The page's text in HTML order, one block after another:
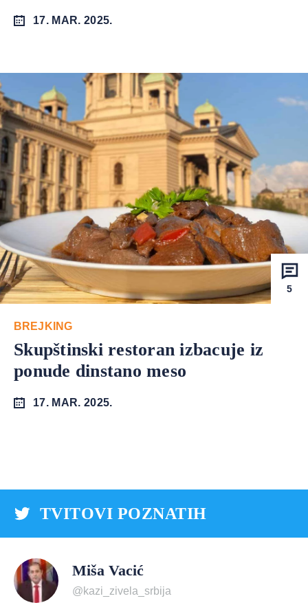
17. MAR. 2025.
5
BREJKING
Skupštinski restoran izbacuje iz
ponude dinstano meso
17. MAR. 2025.
TVITOVI POZNATIH
Miša Vacić
@kazi_zivela_srbija